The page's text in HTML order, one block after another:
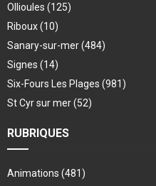
Ollioules (125)
Riboux(10)
Sanary-sur-mer(484)
Signes (14)
Six-Fours Les Plages (981)
St Cyr sur mer(52)
RUBRIQUES
Animations (481)